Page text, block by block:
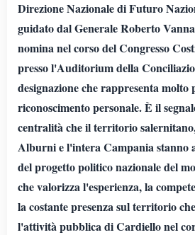
Direzione Nazionale di Futuro
guidato dal Generale Roberto
nomina nel corso del Congresso
presso l'Auditorium della
designazione che rappresenta molto
riconoscimento personale. È il
centralità che il territorio
Alburni e l'intera Campania stanno
del progetto politico nazionale del
che valorizza l'esperienza, la
la costante presenza sul territorio
l'attività pubblica di Cardiello nel